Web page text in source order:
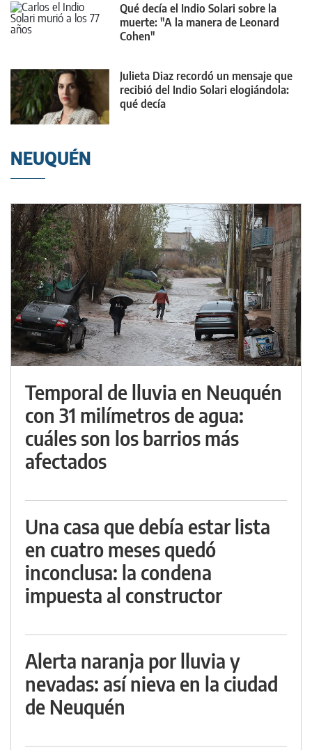
Qué decía el Indio Solari sobre la
muerte: "A la manera de Leonard
Cohen"
Julieta Diaz recordó un mensaje que
recibió del Indio Solari elogiándola:
qué decía
NEUQUÉN
Temporal de lluvia en Neuquén
con 31 milímetros de agua:
cuáles son los barrios más
afectados
Una casa que debía estar lista
en cuatro meses quedó
inconclusa: la condena
impuesta al constructor
Alerta naranja por lluvia y
nevadas: así nieva en la ciudad
de Neuquén